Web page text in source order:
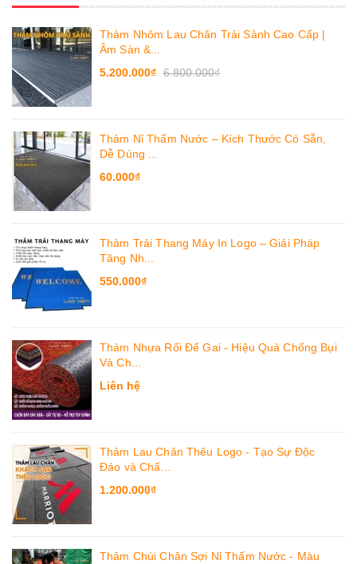
Thảm Nhôm Lau Chân Trải Sảnh Cao Cấp |
Âm Sàn &...
5.200.000₫ 6.800.000₫
Thảm Nỉ Thấm Nước – Kích Thước Có Sẵn,
Dễ Dùng ...
60.000₫
Thảm Trải Thang Máy In Logo – Giải Pháp
Tăng Nh...
550.000₫
Thảm Nhựa Rối Đế Gai - Hiệu Quả Chống Bụi
Và Ch...
Liên hệ
Thảm Lau Chân Thêu Logo - Tạo Sự Độc
Đáo và Chấ...
1.200.000₫
Thảm Chùi Chân Sợi Nỉ Thấm Nước - Màu